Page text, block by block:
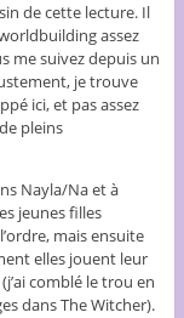
de cette lecture. Il
assez
me suivez depuis un
je trouve
ici, et pas assez
pleins
Nayla/Na et à
jeunes filles
mais ensuite
elles jouent leur
comblé le trou en
dans The Witcher).